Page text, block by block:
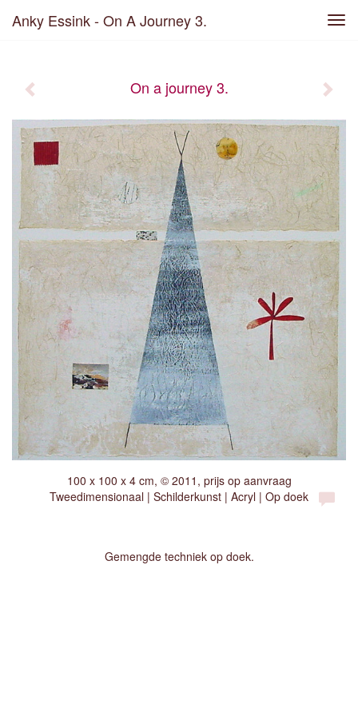
Anky Essink - On A Journey 3.
On a journey 3.
100 x 100 x 4 cm, © 2011, prijs op aanvraag
Tweedimensionaal | Schilderkunst | Acryl | Op doek
Gemengde techniek op doek.